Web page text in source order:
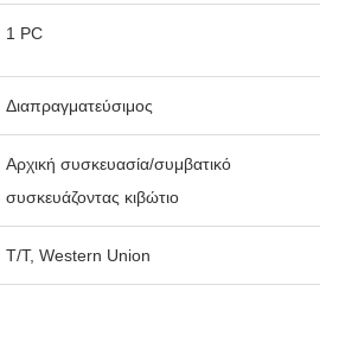
1 PC
Διαπραγματεύσιμος
Αρχική συσκευασία/συμβατικό
συσκευάζοντας κιβώτιο
T/T, Western Union